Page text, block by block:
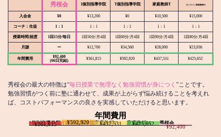
秀桜会 I個別指導学院 T個別指導学院 家庭教師T オンライン家庭教師M
入会金 ¥0 ¥13,200 ¥0 ¥10,500 ¥15,000
コーチ：生徒 1：1 1：1 1：1 1：1 1：1
授業時間/頻度 1回15分/毎日 1回50分/月4回 1回60分/月4回 1回90分/月4回 1回80分/月4回
月謝 ー ¥12,700 ¥34,560 ¥28,000 ¥23,936
年間費用
¥92,400
(66日完結)
¥361,815 ¥592,920 ¥437,531 ¥425,652
秀桜会の最大の特徴は“毎日授業で無理なく勉強習慣が身につく ”ことです。
勉強習慣がつく前に塾に通わせて、成果が上がらず悩み続けることを考えれ
ば、コストパフォーマンスの良さを実感していただけると思います。
年間費用
I個別指導学院
¥361,815 T個別指導学院
¥592,920 家庭教師T
¥437,531 家庭教師M
¥425,652 秀桜会
¥92,400